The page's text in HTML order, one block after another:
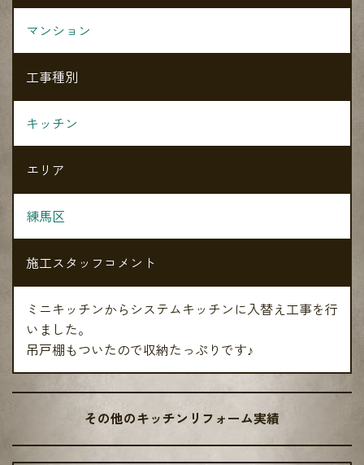
マンション
工事種別
キッチン
エリア
練馬区
施工スタッフコメント
ミニキッチンからシステムキッチンに入替え工事を行
いました。
吊戸棚もついたので収納たっぷりです♪
その他のキッチンリフォーム実績